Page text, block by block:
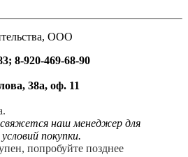
ООО
8-920-469-68-90
38а, оф. 11
свяжется наш менеджер для
покупки.
попробуйте позднее